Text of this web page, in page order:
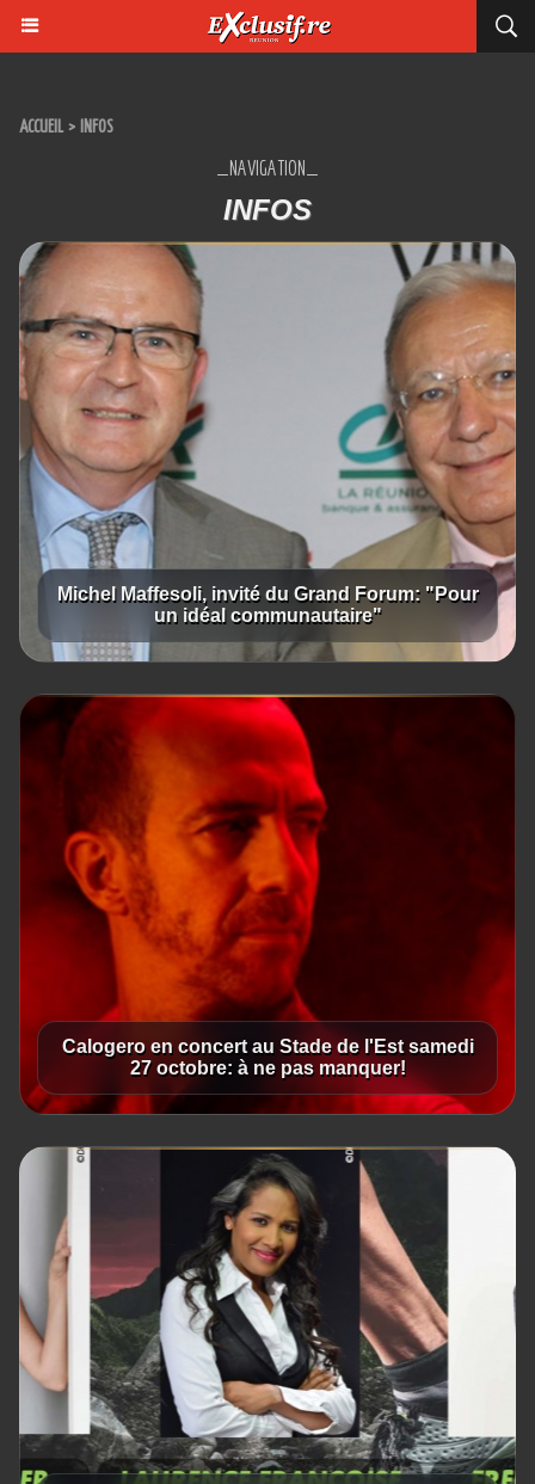
ACCUEIL > INFOS
_NAVIGATION_
INFOS
Michel Maffesoli, invité du Grand Forum: "Pour
un idéal communautaire"
Calogero en concert au Stade de l'Est samedi
27 octobre: à ne pas manquer!